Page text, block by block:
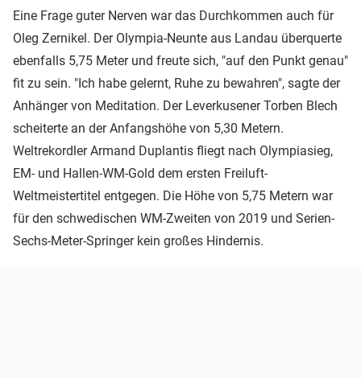
Eine Frage guter Nerven war das Durchkommen auch für
Oleg Zernikel. Der Olympia-Neunte aus Landau überquerte
ebenfalls 5,75 Meter und freute sich, "auf den Punkt genau"
fit zu sein. "Ich habe gelernt, Ruhe zu bewahren", sagte der
Anhänger von Meditation. Der Leverkusener Torben Blech
scheiterte an der Anfangshöhe von 5,30 Metern.
Weltrekordler Armand Duplantis fliegt nach Olympiasieg,
EM- und Hallen-WM-Gold dem ersten Freiluft-
Weltmeistertitel entgegen. Die Höhe von 5,75 Metern war
für den schwedischen WM-Zweiten von 2019 und Serien-
Sechs-Meter-Springer kein großes Hindernis.